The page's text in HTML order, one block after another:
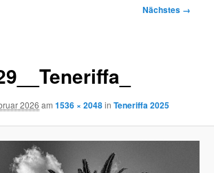
Nächstes →
2026 am1536 × 2048inTeneriffa 2025